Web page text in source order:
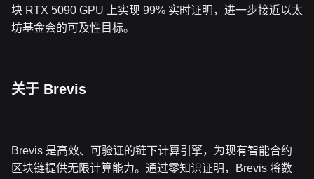
块 RTX 5090 GPU 上实现 99% 实时证明，进一步接近以太
坊基金会的可及性目标。
关于 Brevis
Brevis 是高效、可验证的链下计算引擎，为现有智能合约
区块链提供无限计算能力。通过零知识证明，Brevis 将数